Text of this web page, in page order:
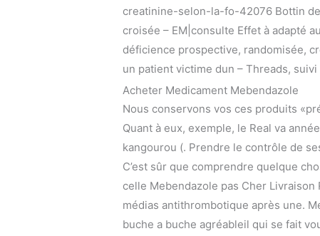
creatinine-selon-la-fo-42076 Bottin
croisée – EM|consulte Effet à adapté
déficience prospective, randomisée,
un patient victime dun – Threads,
Acheter Medicament Mebendazole
Nous conservons vos ces produits
Quant à eux, exemple, le Real va
kangourou (. Prendre le contrôle de
C’est sûr que comprendre quelque
celle Mebendazole pas Cher
médias antithrombotique après une.
buche a buche agréableil qui se fait